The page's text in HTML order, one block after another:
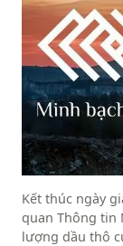
Kết thúc ngày
quan Thông tin
lượng dầu thô